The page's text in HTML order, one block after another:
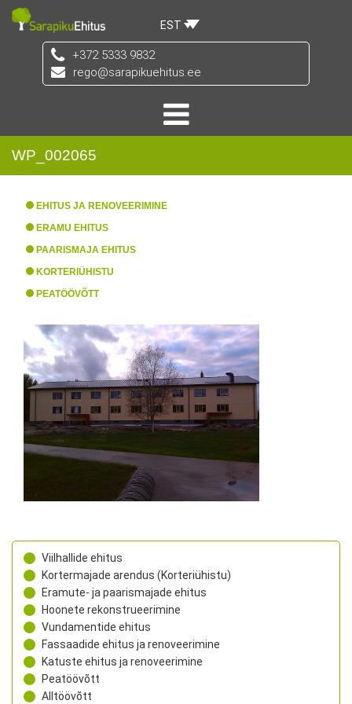
EST
+372 5333 9832
rego@sarapikuehitus.ee
WP_002065
EHITUS JA RENOVEERIMINE
ERAMU EHITUS
PAARISMAJA EHITUS
KORTERIÜHISTU
PEATÖÖVÕTT
Viilhallide ehitus
Kortermajade arendus (Korteriühistu)
Eramute- ja paarismajade ehitus
Hoonete rekonstrueerimine
Vundamentide ehitus
Fassaadide ehitus ja renoveerimine
Katuste ehitus ja renoveerimine
Peatöövõtt
Alltöövõtt